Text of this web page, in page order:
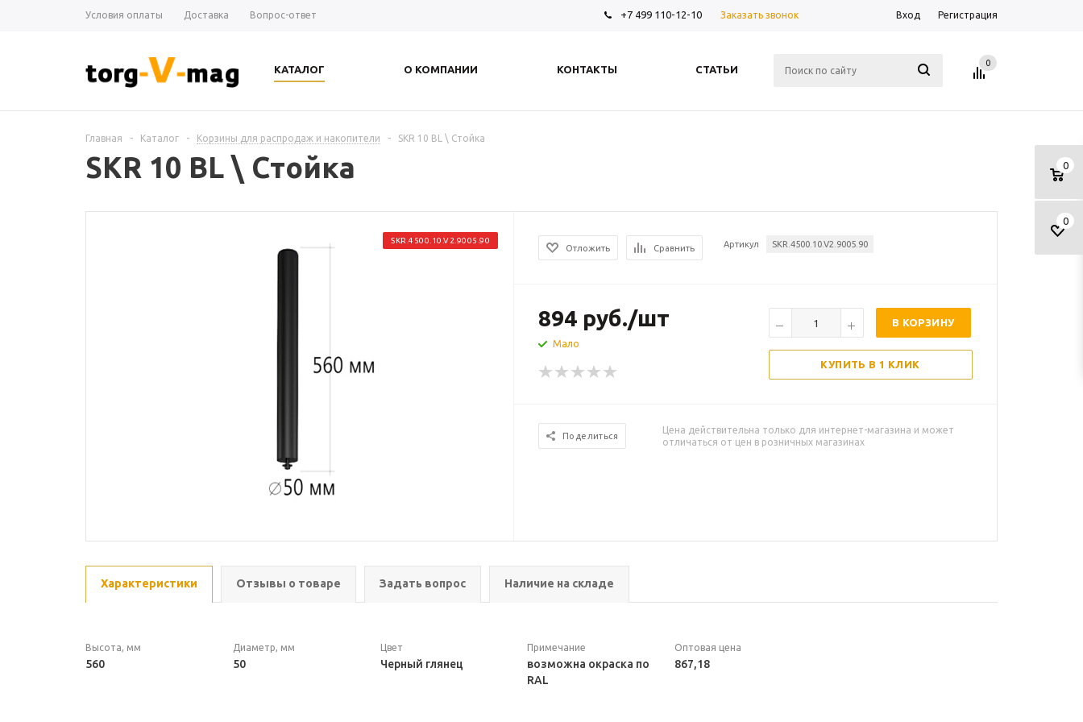
Условия оплаты Доставка Вопрос-ответ +7 499 110-12-10 Заказать звонок Вход Регистрация
КАТАЛОГ О КОМПАНИИ КОНТАКТЫ СТАТЬИ
0
0
0
Главная - Каталог - Корзины для распродаж и накопители - SKR 10 BL \ Стойка
SKR 10 BL \ Стойка
SKR.4500.10.V2.9005.90
Отложить Сравнить Артикул SKR.4500.10.V2.9005.90
894 руб./шт
Мало
В КОРЗИНУ
КУПИТЬ В 1 КЛИК
Поделиться
Цена действительна только для интернет-магазина и может
отличаться от цен в розничных магазинах
Характеристики Отзывы о товаре Задать вопрос Наличие на складе
Высота, мм
560
Диаметр, мм
50
Цвет
Черный глянец
Примечание
возможна окраска по
RAL
Оптовая цена
867,18